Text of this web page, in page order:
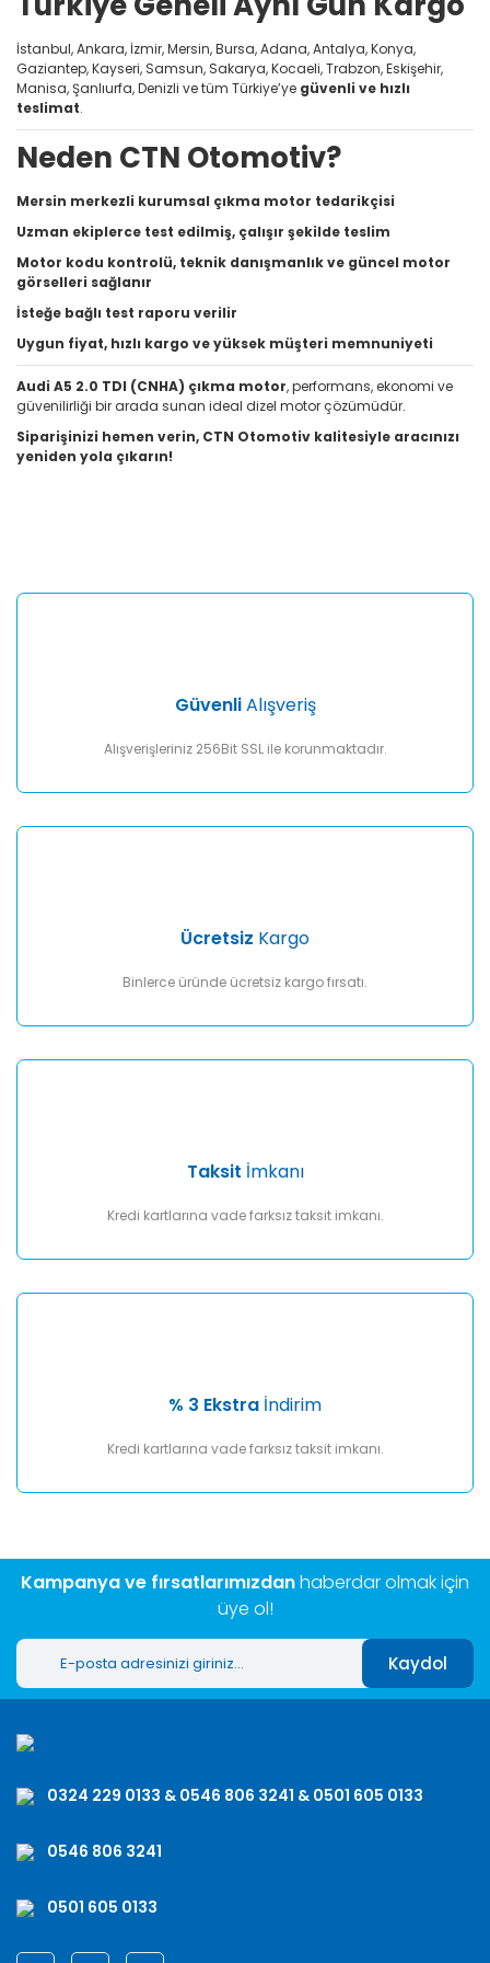
İstanbul, Ankara, İzmir, Mersin, Bursa, Adana, Antalya, Konya,
Gaziantep, Kayseri, Samsun, Sakarya, Kocaeli, Trabzon, Eskişehir,
Manisa, Şanlıurfa, Denizli ve tüm Türkiye’ye güvenli ve hızlı
teslimat.
Neden CTN Otomotiv?
Mersin merkezli kurumsal çıkma motor tedarikçisi
Uzman ekiplerce test edilmiş, çalışır şekilde teslim
Motor kodu kontrolü, teknik danışmanlık ve güncel motor
görselleri sağlanır
İsteğe bağlı test raporu verilir
Uygun fiyat, hızlı kargo ve yüksek müşteri memnuniyeti
Audi A5 2.0 TDI (CNHA) çıkma motor, performans, ekonomi ve
güvenilirliği bir arada sunan ideal dizel motor çözümüdür.
Siparişinizi hemen verin, CTN Otomotiv kalitesiyle aracınızı
yeniden yola çıkarın!
Yorum Yaz
Ürün fiyatı diğer sitelerden daha pahalı.
GüvenliAlışveriş
Alışverişleriniz 256Bit SSL ile korunmaktadır.
Ücretsiz Kargo
Binlerce üründe ücretsiz kargo fırsatı.
Taksit İmkanı
Kredi kartlarına vade farksız taksit imkanı.
% 3 Ekstra İndirim
Kredi kartlarına vade farksız taksit imkanı.
Kampanya ve fırsatlarımızdanhaberdar olmak için
üye ol!
Kaydol
0324 229 0133 & 0546 806 3241 & 0501 605 0133
0546 806 3241
0501 605 0133